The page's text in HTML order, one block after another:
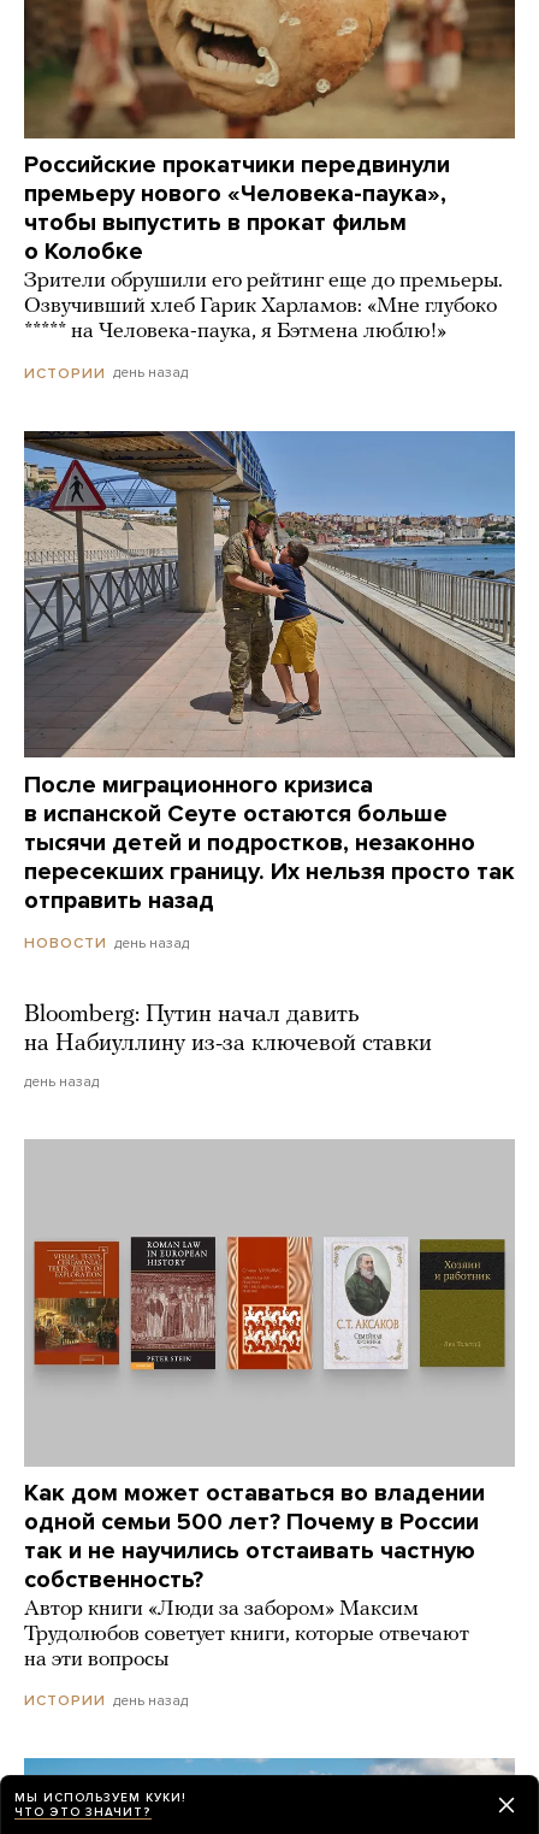
Российские прокатчики передвинули
премьеру нового «Человека-паука»,
чтобы выпустить в прокат фильм
о Колобке
Зрители обрушили его рейтинг еще до премьеры.
Озвучивший хлеб Гарик Харламов: «Мне глубоко
***** на Человека-паука, я Бэтмена люблю!»
ИСТОРИИ день назад
После миграционного кризиса
в испанской Сеуте остаются больше
тысячи детей и подростков, незаконно
пересекших границу. Их нельзя просто так
отправить назад
НОВОСТИ день назад
Bloomberg: Путин начал давить
на Набиуллину из-за ключевой ставки
день назад
Как дом может оставаться во владении
одной семьи 500 лет? Почему в России
так и не научились отстаивать частную
собственность?
Автор книги «Люди за забором» Максим
Трудолюбов советует книги, которые отвечают
на эти вопросы
ИСТОРИИ день назад
МЫ ИСПОЛЬЗУЕМ КУКИ!
ЧТО ЭТО ЗНАЧИТ?